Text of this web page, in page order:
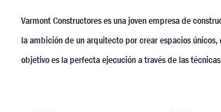
Varmont Constructores es una joven empresa de
la ambición de un arquitecto por crear espacios
objetivo es la perfecta ejecución a través de las